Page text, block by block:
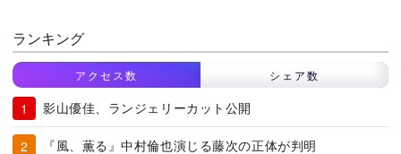
ランキング
アクセス数 シェア数
影山優佳、ランジェリーカット公開
『風、薫る』中村倫也演じる藤次の正体が判明